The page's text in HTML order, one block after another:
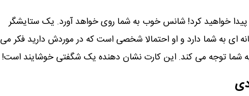
خواھید کرد! شانس خوب به شما روی خواھد آورد. یک ستایشگر
ای به شما دارد و او احتمالا شخصی است که در موردش دارید فکر می
شما توجه می کند. این کارت نشان دھنده یک شگفتی خوشایند است!